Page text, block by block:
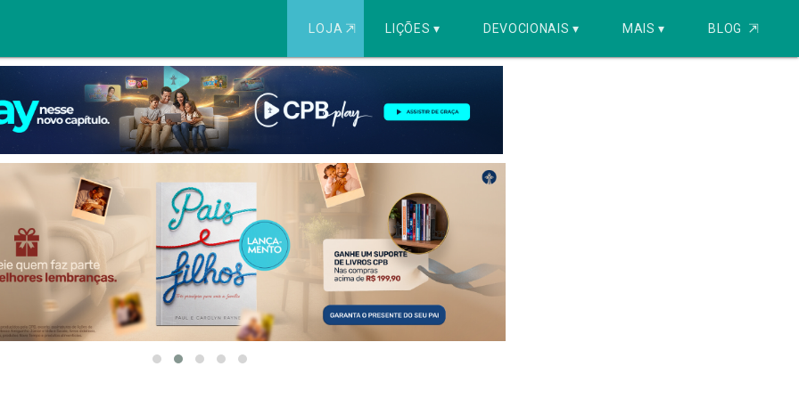
LOJA ⇱ LIÇÕES ▾ DEVOCIONAIS ▾ MAIS ▾ BLOG ⇱